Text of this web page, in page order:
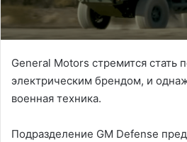
General Motors стремится стать
электрическим брендом, и
военная техника.
Подразделение GM Defense